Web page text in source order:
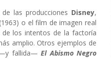
las producciones Disney,
o el film de imagen real
de los intentos de la factoría
amplio. Otros ejemplos de
—y fallida—El Abismo Negro